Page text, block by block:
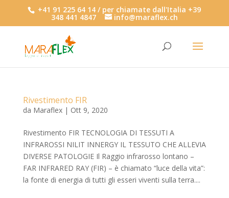
+41 91 225 64 14 / per chiamate dall'Italia +39
348 441 4847 info@maraflex.ch
Rivestimento FIR
da Maraflex| Ott 9, 2020
Rivestimento FIR TECNOLOGIA DI TESSUTI A
INFRAROSSI NILIT INNERGY IL TESSUTO CHE ALLEVIA
DIVERSE PATOLOGIE Il Raggio infrarosso lontano –
FAR INFRARED RAY (FIR) – è chiamato “luce della vita”:
la fonte di energia di tutti gli esseri viventi sulla terra....